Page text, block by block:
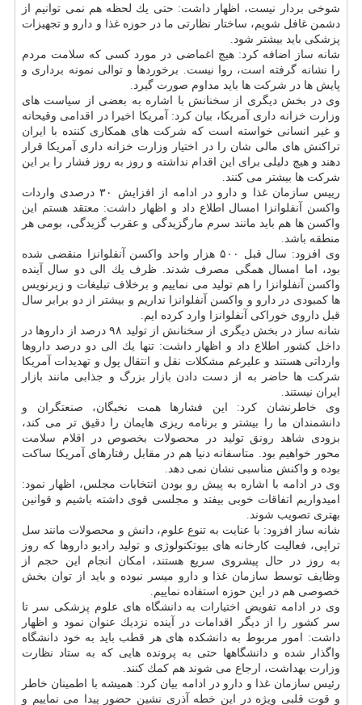
شوخی بردار نیست، اظهار داشت: حتی یك لحظه هم نمی توانیم از
دشمن غافل شویم، ساختار نظارتی ما در حوزه غذا و دارو و تجهیزات
پزشكی باید بیشتر شود.
شانه ساز اضافه كرد: هیچ اغماضی در مورد كسی كه سلامت مردم
را نشانه گرفته است، روا نیست. برخوردها و توالی نمونه برداری و
پایش ها در شركت ها باید مداوم صورت گیرد.
وی در بخش دیگری از سخنانش با اشاره به بعضی از سیاست های
وزارت خزانه داری آمریكا، بیان كرد: آمریكا اخیرا در اقدامی وقیحانه
و غیر انسانی خواسته است كه شركت های همكاری كننده با ایران
تراكنش های مالی شان را در اختیار وزارت خزانه داری آمریكا قرار
دهند و هیچ دلیلی برای این اقدام نداشته و روز به روز فشار را بر این
شركت ها بیشتر می كنند.
رییس سازمان غذا و دارو در ادامه از افزایش ۳۰ درصدی واردات
واكسن آنفلوانزا امسال اطلاع داد و اظهار داشت: معتقد هستم این
واكسن ها هم باید مانند سرم مارگزیدگی و عقرب گزیدگی، بومی هر
منطقه باشد.
وی افزود: سال قبل ۵۰۰ هزار واحد واكسن آنفلوانزا منقضی شده
بود، اما امسال همگی مصرف شدند. ظرف یك الی دو سال آینده
واكسن آنفلوانزا را هم تولید می نماییم و برخلاف تبلیغات و زیرنویس
ها كمبودی در دارو و واكسن آنفلوانزا نداریم و بیشتر از دو برابر سال
قبل داروی خوراكی آنفلوانزا وارد كرده ایم.
شانه ساز در بخش دیگری از سخنانش از تولید ۹۸ درصد از داروها در
داخل كشور اطلاع داد و اظهار داشت: تنها یك الی دو درصد داروها
وارداتی هستند و علیرغم مشكلات نقل و انتقال پول و تهدیدات آمریكا
شركت ها حاضر به از دست دادن بازار بزرگ و جذابی مانند بازار
ایران نیستند.
وی خاطرنشان كرد: این فشارها همت نخبگان، صنعتگران و
دانشمندان ما را بیشتر و برنامه ریزی هایمان را دقیق تر می كند،
بزودی شاهد رونق تولید در محصولات بخصوص در اقلام سلامت
محور خواهیم بود. متاسفانه دنیا هم در مقابل رفتارهای آمریكا ساكت
بوده و واكنش مناسبی نشان نمی دهد.
وی در ادامه با اشاره به پیش رو بودن انتخابات مجلس، اظهار نمود:
امیدواریم اتفاقات خوبی بیفتد و مجلسی قوی داشته باشیم و قوانین
بهتری تصویب شوند.
شانه ساز افزود: با عنایت به تنوع علوم، دانش و محصولات مانند سل
تراپی، فعالیت كارخانه های بیوتكنولوژی و تولید رادیو داروها كه روز
به روز در حال پیشروی سریع هستند، امكان انجام این حجم از
وظایف توسط سازمان غذا و دارو میسر نبوده و باید از توان بخش
خصوصی هم در این حوزه استفاده نماییم.
وی در ادامه تفویض اختیارات به دانشگاه های علوم پزشكی سر تا
سر كشور را از دیگر اقدامات در آینده نزدیك عنوان نمود و اظهار
داشت: امور مربوط به دانشكده های هر قطب باید به خود دانشگاه
واگذار شده و دانشگاهها حتی به پرونده هایی كه به ستاد نظارت
وزارت بهداشت، ارجاع می شوند هم كمك كنند.
رئیس سازمان غذا و دارو در ادامه بیان كرد: همیشه با اطمینان خاطر
و قوت قلبی ویژه در این خطه آذری نشین حضور پیدا می نماییم و